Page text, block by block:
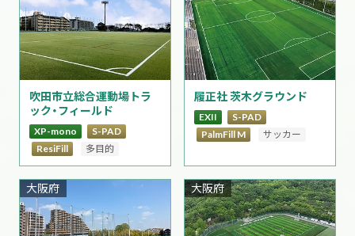
吹田市立総合運動場トラ
ック・フィールド
XP-mono
S-PAD
ResiFill
多目的
履正社 茨木グラウンド
EXII
S-PAD
PalmFill M
サッカー
大阪府 大阪府